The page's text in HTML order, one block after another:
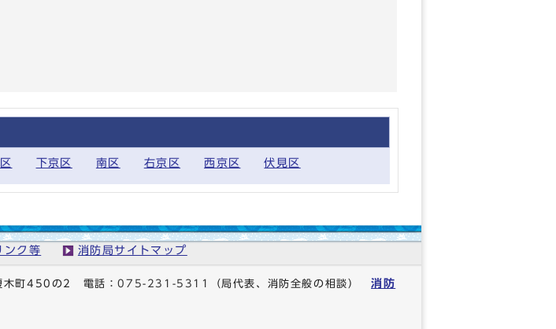
下京区 南区 右京区 西京区 伏見区
ンク等 消防局サイトマップ
木町450の2 電話：075-231-5311 （局代表、消防全般の相談）消防